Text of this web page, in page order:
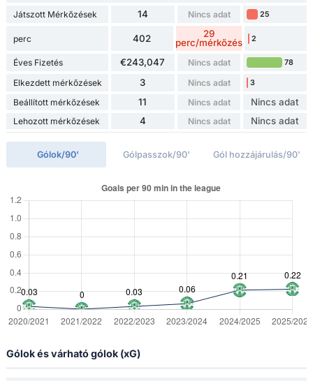
Játszott Mérkőzések
14 Nincs adat 25
perc 402
29
perc/mérkőzés
2
Éves Fizetés €243,047 Nincs adat 78
Elkezdett mérkőzések 3 Nincs adat 3
Beállított mérkőzések 11 Nincs adat Nincs adat
Lehozott mérkőzések 4 Nincs adat Nincs adat
Gólok/90' Gólpasszok/90' Gól hozzájárulás/90'
Gólok és várható gólok (xG)